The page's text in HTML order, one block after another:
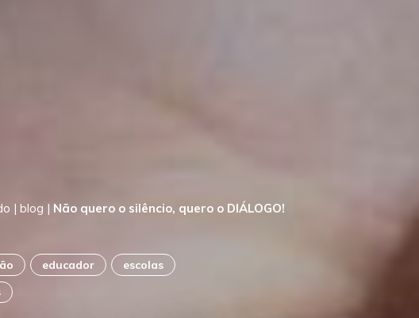
| blog | Não quero o silêncio, quero o DIÁLOGO!
educador
escolas